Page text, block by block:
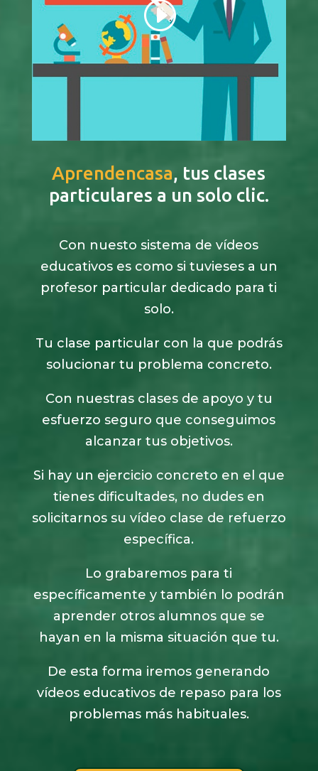
Aprendencasa, tus clases
particulares a un solo clic.
Con nuesto sistema de vídeos
educativos es como si tuvieses a un
profesor particular dedicado para ti
solo.
Tu clase particular con la que podrás
solucionar tu problema concreto.
Con nuestras clases de apoyo y tu
esfuerzo seguro que conseguimos
alcanzar tus objetivos.
Si hay un ejercicio concreto en el que
tienes dificultades, no dudes en
solicitarnos su vídeo clase de refuerzo
específica.
Lo grabaremos para ti
específicamente y también lo podrán
aprender otros alumnos que se
hayan en la misma situación que tu.
De esta forma iremos generando
vídeos educativos de repaso para los
problemas más habituales.